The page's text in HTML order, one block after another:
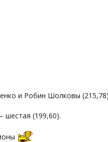
и Робин Шолковы
шестая (199,60).